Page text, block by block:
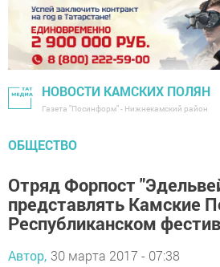
НОВОСТИ КАМСКИХ ПОЛЯН
Газета "Посинформ" - Нижнекамский район
ОБЩЕСТВО
Отряд Форпост
представлять Камские
Республиканском
Автор, 30 марта 2017 - 07:38